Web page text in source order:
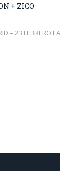
+ ZICO
– 23 FEBRERO LA